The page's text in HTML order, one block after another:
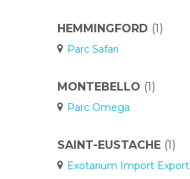
HEMMINGFORD (1)
Parc Safari
MONTEBELLO (1)
Parc Omega
SAINT-EUSTACHE (1)
Exotarium Import Export